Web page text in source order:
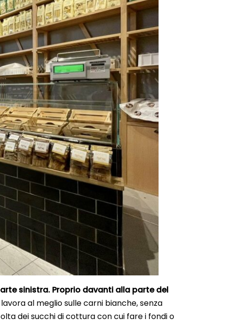
sinistra. Proprio davanti alla parte del
al meglio sulle carni bianche, senza
dei succhi di cottura con cui fare i fondi o